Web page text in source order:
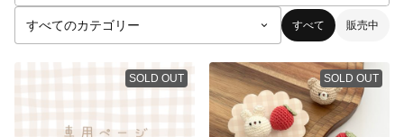
すべて 販売中
SOLD OUT SOLD OUT